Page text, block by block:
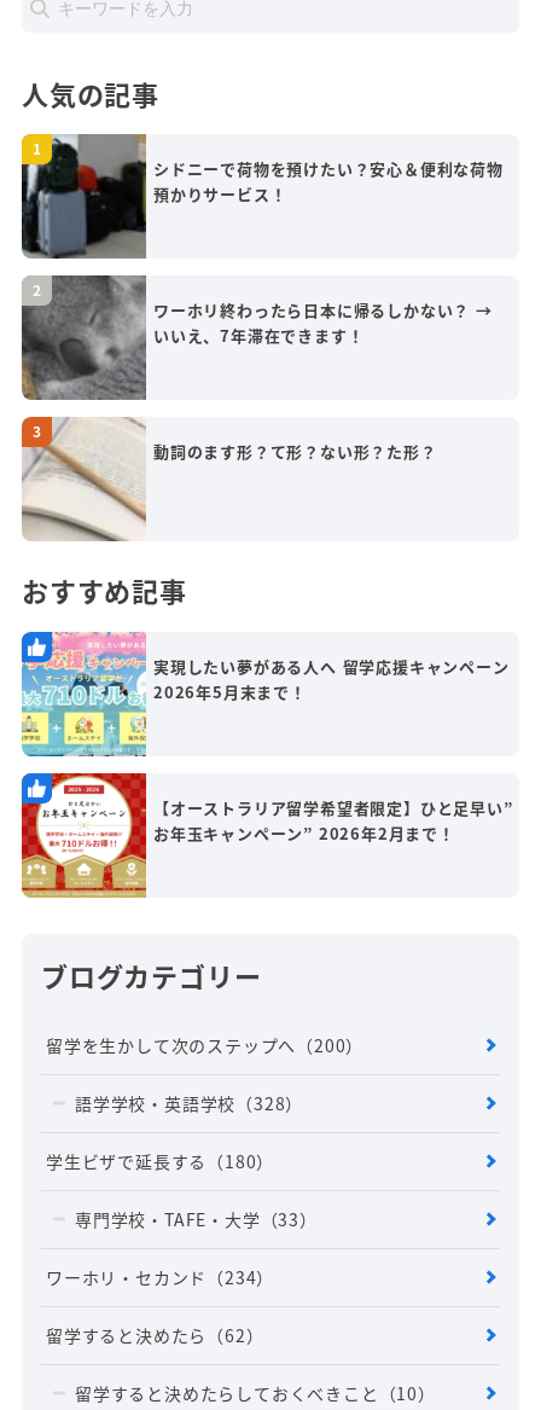
人気の記事
シドニーで荷物を預けたい？安心＆便利な荷物
預かりサービス！
ワーホリ終わったら日本に帰るしかない？ →
いいえ、7年滞在できます！
動詞のます形？て形？ない形？た形？
おすすめ記事
実現したい夢がある人へ 留学応援キャンペーン
2026年5月末まで！
【オーストラリア留学希望者限定】ひと足早い”
お年玉キャンペーン” 2026年2月まで！
ブログカテゴリー
留学を生かして次のステップへ （200）
語学学校・英語学校 （328）
学生ビザで延長する （180）
専門学校・TAFE・大学 （33）
ワーホリ・セカンド （234）
留学すると決めたら （62）
留学すると決めたらしておくべきこと （10）